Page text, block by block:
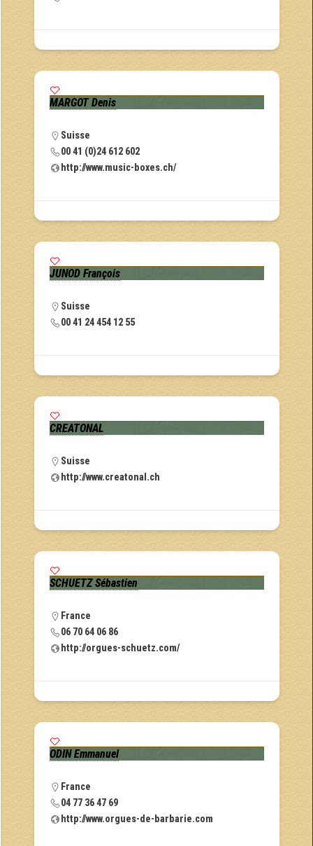
MARGOT Denis
Suisse
00 41 (0)24 612 602
http://www.music-boxes.ch/
JUNOD François
Suisse
00 41 24 454 12 55
CREATONAL
Suisse
http://www.creatonal.ch
SCHUETZ Sébastien
France
06 70 64 06 86
http://orgues-schuetz.com/
ODIN Emmanuel
France
04 77 36 47 69
http://www.orgues-de-barbarie.com